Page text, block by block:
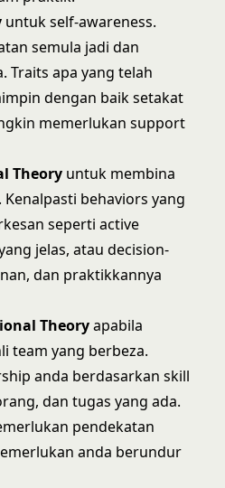
untuk self-awareness.
semula jadi dan
Traits apa yang telah
dengan baik setakat
memerlukan support
Theory untuk membina
behaviors yang
seperti active
jelas, atau decision-
dan praktikkannya
Theoryapabila
team yang berbeza.
anda berdasarkan skill
dan tugas yang ada.
pendekatan
anda berundur